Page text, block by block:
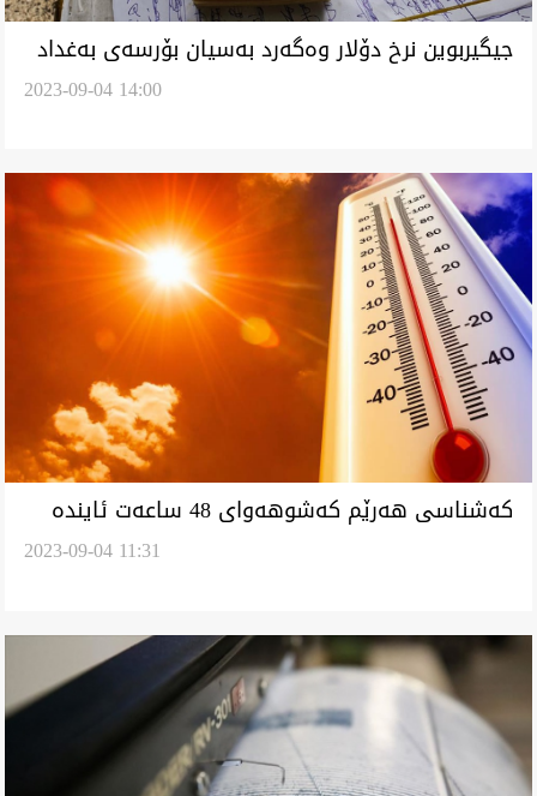
جيگیربوین نرخ دۆلار وەگەرد بەسیان بۆرسەی بەغداد
2023-09-04 14:00
کەشناسی هەرێم کەشوهەوای 48 ساعەت ئایندە
2023-09-04 11:31